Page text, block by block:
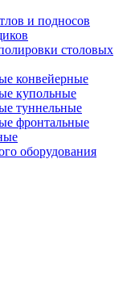
и подносов
столовых
конвейерные
купольные
туннельные
фронтальные
оборудования